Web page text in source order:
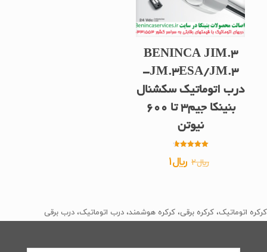
BENINCA JIM.3
JM.3ESA/JM.3-
درب اتوماتیک سکشنال
بنینکا جیم3 تا 600
نیوتن
4.64
از 5﷼2 قیمت
بود.
﷼1
است.
کرکره اتوماتیک، کرکره برقی، کرکره هوشمند، درب اتوماتیک، درب برقی